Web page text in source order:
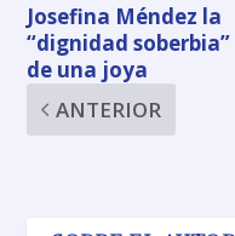
Josefina Méndez la
“dignidad soberbia”
de una joya
ANTERIOR